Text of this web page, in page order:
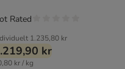
1.235,80 kr
kr
kr / kg
Rated